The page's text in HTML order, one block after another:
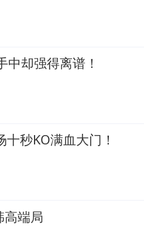
却强得离谱！
秒KO满血大门！
高端局